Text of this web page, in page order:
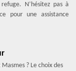
N’hésitez pas à
pour une assistance
? Le choix des